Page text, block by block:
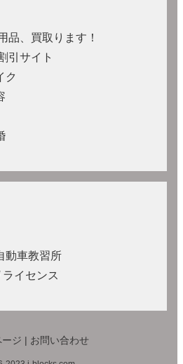
品、買取ります！
引サイト
ク
動車教習所
イセンス
ージ | お問い合わせ